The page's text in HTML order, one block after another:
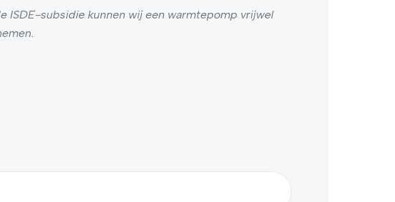
ISDE-subsidie kunnen wij een warmtepomp vrijwel